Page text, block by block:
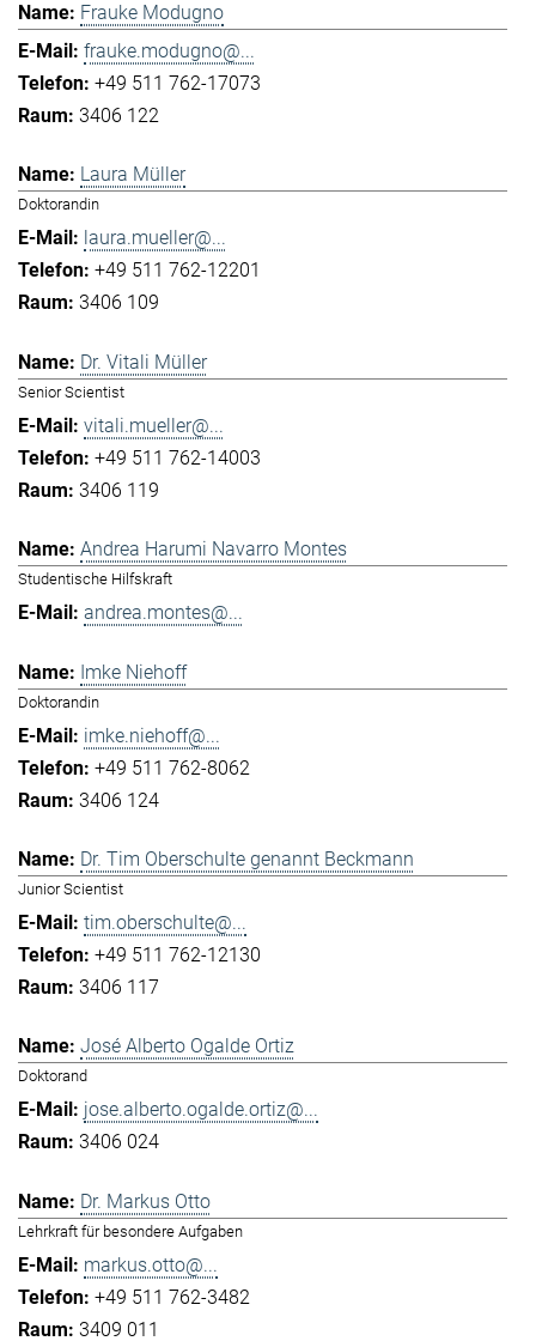
Frauke Modugno
frauke.modugno@...
+49 511 762-17073
3406 122
Laura Müller
Doktorandin
laura.mueller@...
+49 511 762-12201
3406 109
Dr. Vitali Müller
Senior Scientist
vitali.mueller@...
+49 511 762-14003
3406 119
Andrea Harumi Navarro Montes
Studentische Hilfskraft
andrea.montes@...
Imke Niehoff
Doktorandin
imke.niehoff@...
+49 511 762-8062
3406 124
Dr. Tim Oberschulte genannt Beckmann
Junior Scientist
tim.oberschulte@...
+49 511 762-12130
3406 117
José Alberto Ogalde Ortiz
Doktorand
jose.alberto.ogalde.ortiz@...
3406 024
Dr. Markus Otto
Lehrkraft für besondere Aufgaben
markus.otto@...
+49 511 762-3482
3409 011